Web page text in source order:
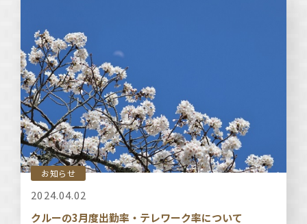
お知らせ
2024.04.02
クルーの3月度出勤率・テレワーク率について